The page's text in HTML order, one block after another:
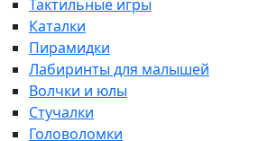
Тактильные игры
Каталки
Пирамидки
Лабиринты для малышей
Волчки и юлы
Стучалки
Головоломки